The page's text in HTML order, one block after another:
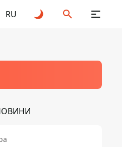
RU